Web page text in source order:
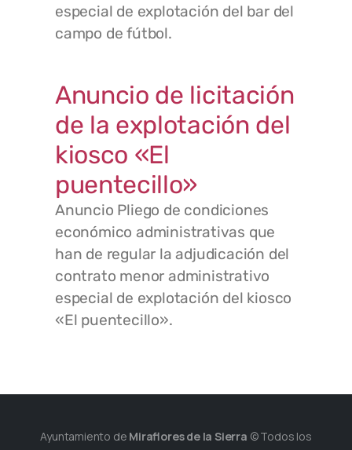
especial de explotación del bar del
campo de fútbol.
Anuncio de licitación
de la explotación del
kiosco «El
puentecillo»
Anuncio Pliego de condiciones
económico administrativas que
han de regular la adjudicación del
contrato menor administrativo
especial de explotación del kiosco
«El puentecillo».
Ayuntamiento de Miraflores de la Sierra © Todos los